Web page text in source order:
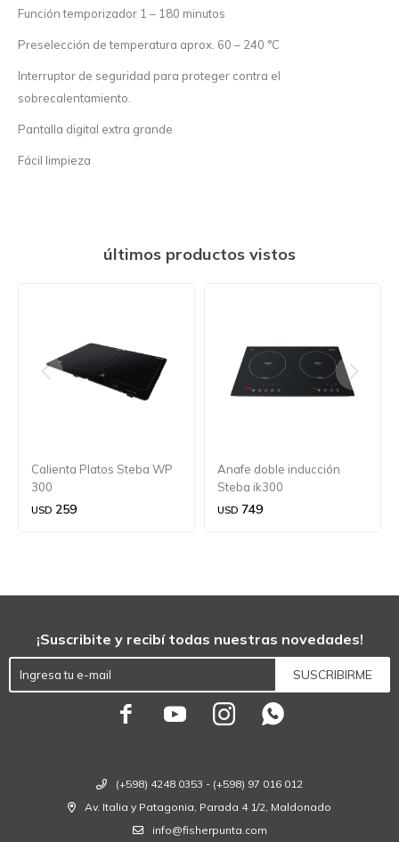
Función temporizador 1 – 180 minutos
Preselección de temperatura aprox. 60 – 240 °C
Interruptor de seguridad para proteger contra el
sobrecalentamiento.
Pantalla digital extra grande
Fácil limpieza
últimos productos vistos
Calienta Platos Steba WP
300
USD 259
Anafe doble inducción
Steba ik300
USD 749
(+598) 4248 0353 - (+598) 97 016 012
Av. Italia y Patagonia, Parada 4 1/2, Maldonado
info@fisherpunta.com
¡Suscribite y recibí todas nuestras novedades!
SUSCRIBIRME
   